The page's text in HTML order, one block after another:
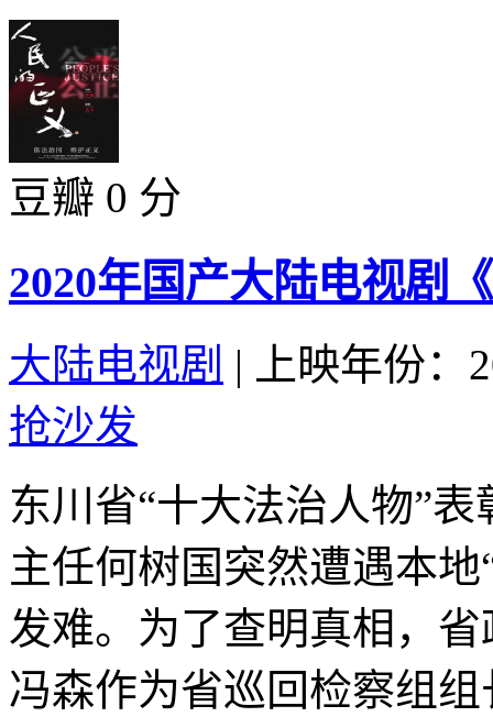
豆瓣 0 分
2020年国产大陆电视剧
大陆电视剧 |
上映年份：
抢沙发
东川省“十大法治人物”
主任何树国突然遭遇本
发难。为了查明真相，
冯森作为省巡回检察组